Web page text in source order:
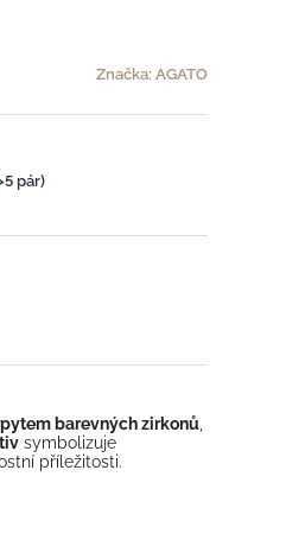
Značka: AGATO
pár)
barevných zirkonů
symbolizuje
příležitosti.